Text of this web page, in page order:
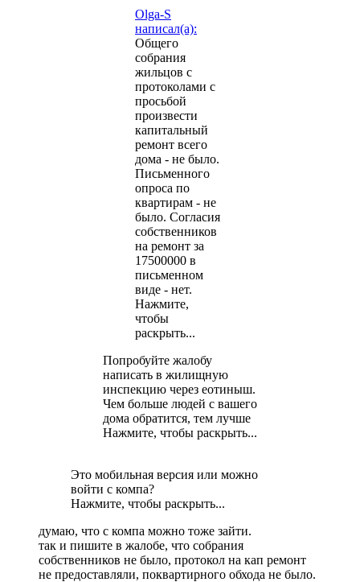
Olga-S
написал(а):
Общего
собрания
жильцов с
протоколами с
просьбой
произвести
капитальный
ремонт всего
дома - не было.
Письменного
опроса по
квартирам - не
было. Согласия
собственников
на ремонт за
17500000 в
письменном
виде - нет.
Нажмите,
чтобы
раскрыть...
Попробуйте жалобу
написать в жилищную
инспекцию через еотиныш.
Чем больше людей с вашего
дома обратится, тем лучше
Нажмите, чтобы раскрыть...
Это мобильная версия или можно
войти с компа?
Нажмите, чтобы раскрыть...
думаю, что с компа можно тоже зайти.
так и пишите в жалобе, что собрания
собственников не было, протокол на кап ремонт
не предоставляли, поквартирного обхода не было.